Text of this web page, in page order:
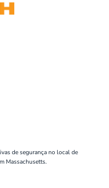
de segurança no local de
Massachusetts.